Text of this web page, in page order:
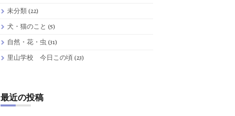
未分類 (22)
犬・猫のこと (5)
自然・花・虫 (31)
里山学校 今日この頃 (23)
最近の投稿